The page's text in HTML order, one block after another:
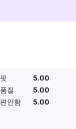
핏
5.00
품질
5.00
편안함
5.00